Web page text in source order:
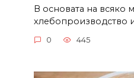
В основата на всяко
хлебопроизводство
0 445